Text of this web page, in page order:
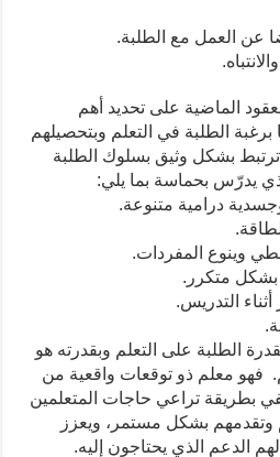
عن العمل مع الطلبة.
الماضية على تحديد أهم
برغبة الطلبة في التعلم وبتحصيلهم
ترتبط بشكل وثيق بسلوك الطلبة
يدرّس بحماسة بما يلي:
درامية متنوعة.
وينوع المفردات.
بشكل متكرر.
التدريس.
الطلبة على التعلم وبقدرته هو
فهو معلم ذو توقعات واقعية من
بطريقة تراعي حاجات المتعلمين
وتقدمهم بشكل مستمر، ويعزز
الدعم الذي يحتاجون إليه.